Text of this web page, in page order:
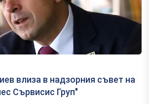
влиза в надзорния съвет на
Сървисис Груп"